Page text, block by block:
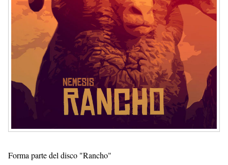
Forma parte del disco "Rancho"